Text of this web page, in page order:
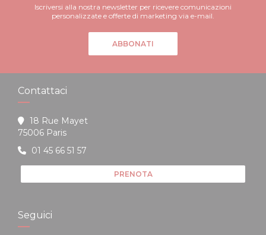
Iscriversi alla nostra newsletter per ricevere comunicazioni
personalizzate e offerte di marketing via e-mail.
ABBONATI
Contattaci
18 Rue Mayet
75006 Paris((apre una nuova finestra))
01 45 66 51 57
PRENOTA
Seguici